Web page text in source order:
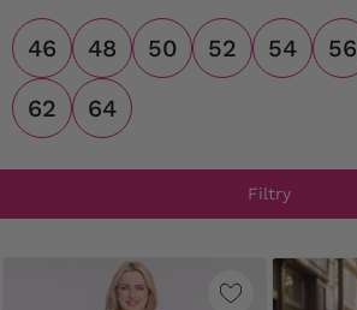
46 48 50 52 54 56
62 64
Filtry